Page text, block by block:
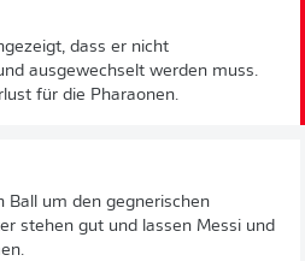
dass er nicht
ausgewechselt werden muss.
für die Pharaonen.
Ball um den gegnerischen
stehen gut und lassen Messi und